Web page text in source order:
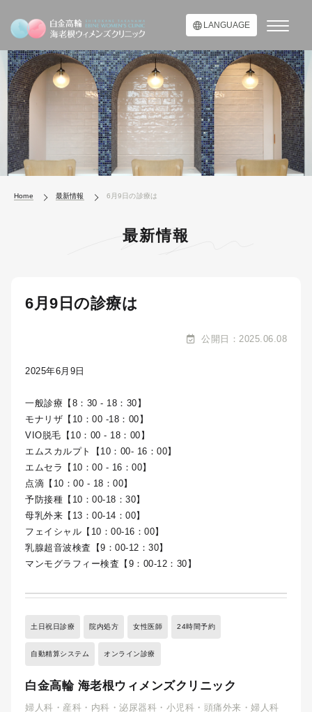
LANGUAGE
Home 最新情報 6月9日の診療は
最新情報
6月9日の診療は
公開日：2025.06.08
2025年6月9日
一般診療【8：30 - 18：30】
モナリザ【10：00 -18：00】
VIO脱毛【10：00 - 18：00】
エムスカルプト【10：00- 16：00】
エムセラ【10：00 - 16：00】
点滴【10：00 - 18：00】
予防接種【10：00-18：30】
母乳外来【13：00-14：00】
フェイシャル【10：00-16：00】
乳腺超音波検査【9：00-12：30】
マンモグラフィー検査【9：00-12：30】
土日祝日診療 院内処方 女性医師 24時間予約
自動精算システム オンライン診療
白金高輪 海老根ウィメンズクリニック
婦人科・産科・内科・泌尿器科・小児科・頭痛外来・婦人科